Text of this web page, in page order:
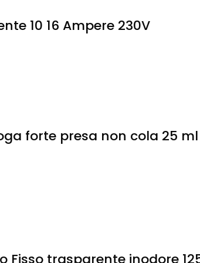
10 16 Ampere 230V
forte presa non cola 25 ml
Fisso trasparente inodore